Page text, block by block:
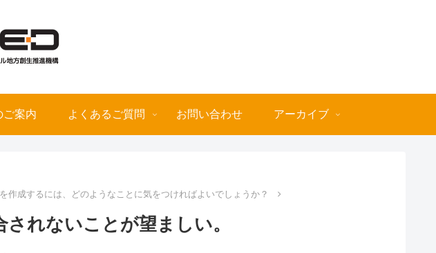
ご案内 よくあるご質問 お問い合わせ アーカイブ
作成するには、どのようなことに気をつければよいでしょうか？
れないことが望ましい。